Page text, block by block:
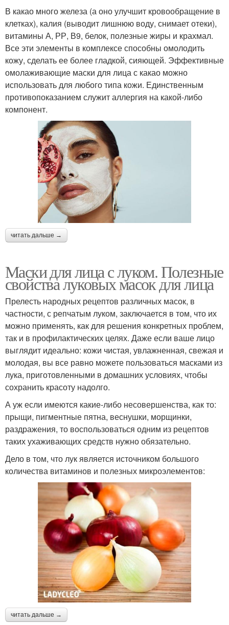
В какао много железа (а оно улучшит кровообращение в
клетках), калия (выводит лишнюю воду, снимает отеки),
витамины А, РР, В9, белок, полезные жиры и крахмал.
Все эти элементы в комплексе способны омолодить
кожу, сделать ее более гладкой, сияющей. Эффективные
омолаживающие маски для лица с какао можно
использовать для любого типа кожи. Единственным
противопоказанием служит аллергия на какой-либо
компонент.
читать дальше →
Маски для лица с луком. Полезные
свойства луковых масок для лица
Прелесть народных рецептов различных масок, в
частности, с репчатым луком, заключается в том, что их
можно применять, как для решения конкретных проблем,
так и в профилактических целях. Даже если ваше лицо
выглядит идеально: кожи чистая, увлажненная, свежая и
молодая, вы все равно можете пользоваться масками из
лука, приготовленными в домашних условиях, чтобы
сохранить красоту надолго.
А уж если имеются какие-либо несовершенства, как то:
прыщи, пигментные пятна, веснушки, морщинки,
раздражения, то воспользоваться одним из рецептов
таких ухаживающих средств нужно обязательно.
Дело в том, что лук является источником большого
количества витаминов и полезных микроэлементов:
читать дальше →